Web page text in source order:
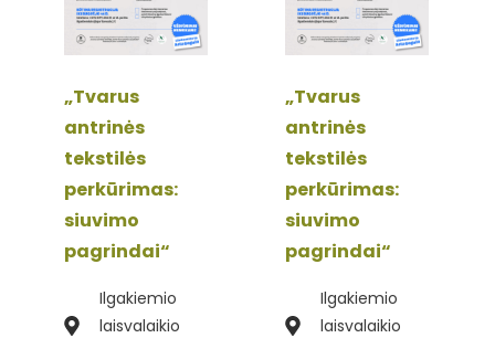
„Tvarus
antrinės
tekstilės
perkūrimas:
siuvimo
pagrindai“
Ilgakiemio
laisvalaikio
„Tvarus
antrinės
tekstilės
perkūrimas:
siuvimo
pagrindai“
Ilgakiemio
laisvalaikio